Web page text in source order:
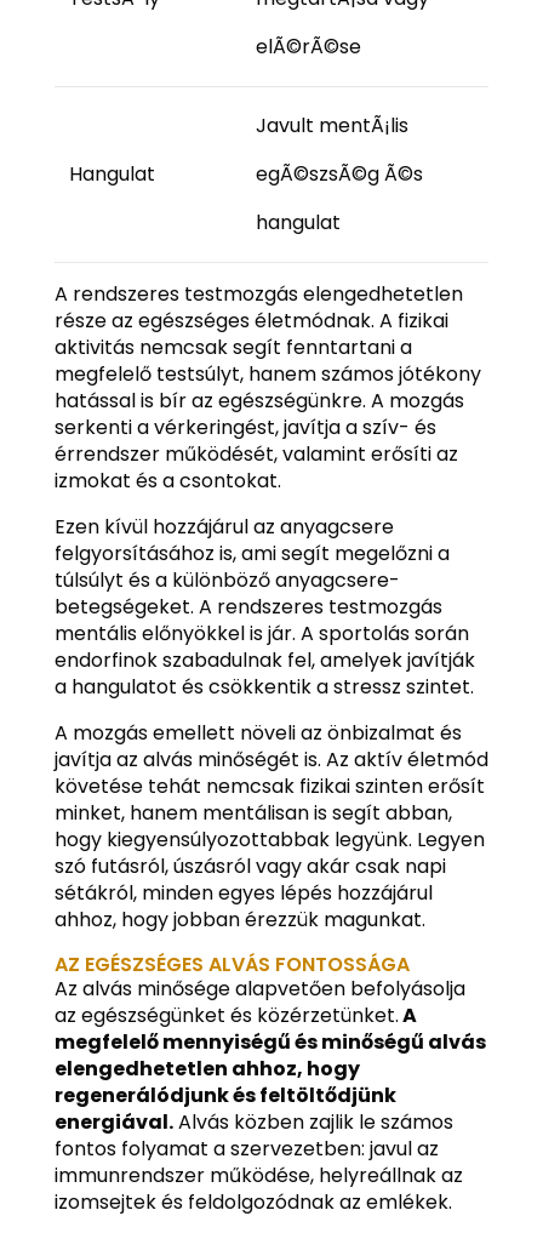
elÃ©rÃ©se
Hangulat
Javult mentÃ¡lis
egÃ©szsÃ©g Ã©s
hangulat
A rendszeres testmozgás elengedhetetlen
része az egészséges életmódnak. A fizikai
aktivitás nemcsak segít fenntartani a
megfelelő testsúlyt, hanem számos jótékony
hatással is bír az egészségünkre. A mozgás
serkenti a vérkeringést, javítja a szív- és
érrendszer működését, valamint erősíti az
izmokat és a csontokat.
Ezen kívül hozzájárul az anyagcsere
felgyorsításához is, ami segít megelőzni a
túlsúlyt és a különböző anyagcsere-
betegségeket. A rendszeres testmozgás
mentális előnyökkel is jár. A sportolás során
endorfinok szabadulnak fel, amelyek javítják
a hangulatot és csökkentik a stressz szintet.
A mozgás emellett növeli az önbizalmat és
javítja az alvás minőségét is. Az aktív életmód
követése tehát nemcsak fizikai szinten erősít
minket, hanem mentálisan is segít abban,
hogy kiegyensúlyozottabbak legyünk. Legyen
szó futásról, úszásról vagy akár csak napi
sétákról, minden egyes lépés hozzájárul
ahhoz, hogy jobban érezzük magunkat.
AZ EGÉSZSÉGES ALVÁS FONTOSSÁGA
Az alvás minősége alapvetően befolyásolja
az egészségünket és közérzetünket.A
megfelelő mennyiségű és minőségű alvás
elengedhetetlen ahhoz, hogy
regenerálódjunk és feltöltődjünk
energiával.Alvás közben zajlik le számos
fontos folyamat a szervezetben: javul az
immunrendszer működése, helyreállnak az
izomsejtek és feldolgozódnak az emlékek.